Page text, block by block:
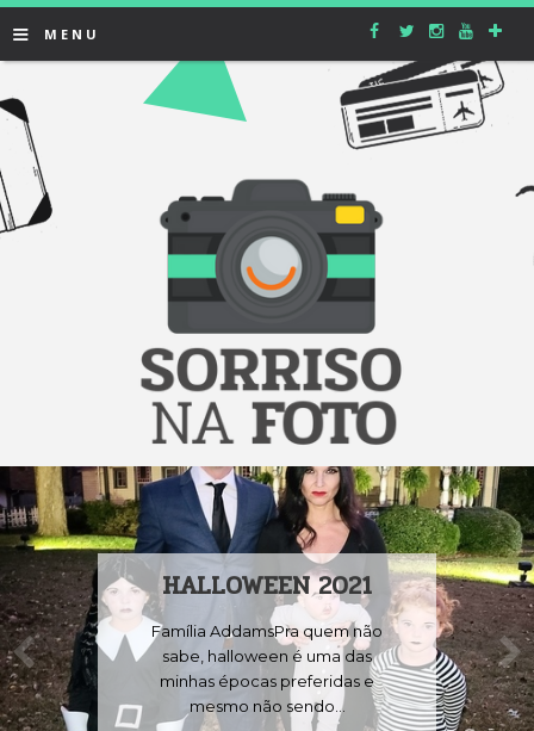
≡ MENU
HALLOWEEN 2021
Família AddamsPra quem não
sabe, halloween é uma das
minhas épocas preferidas e
mesmo não sendo...